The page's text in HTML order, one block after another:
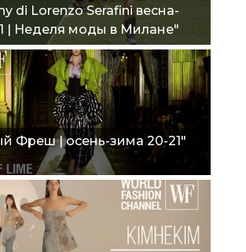
di Lorenzo Serafini весна-
| Неделя моды в Милане"
Фреш | осень-зима 20-21"